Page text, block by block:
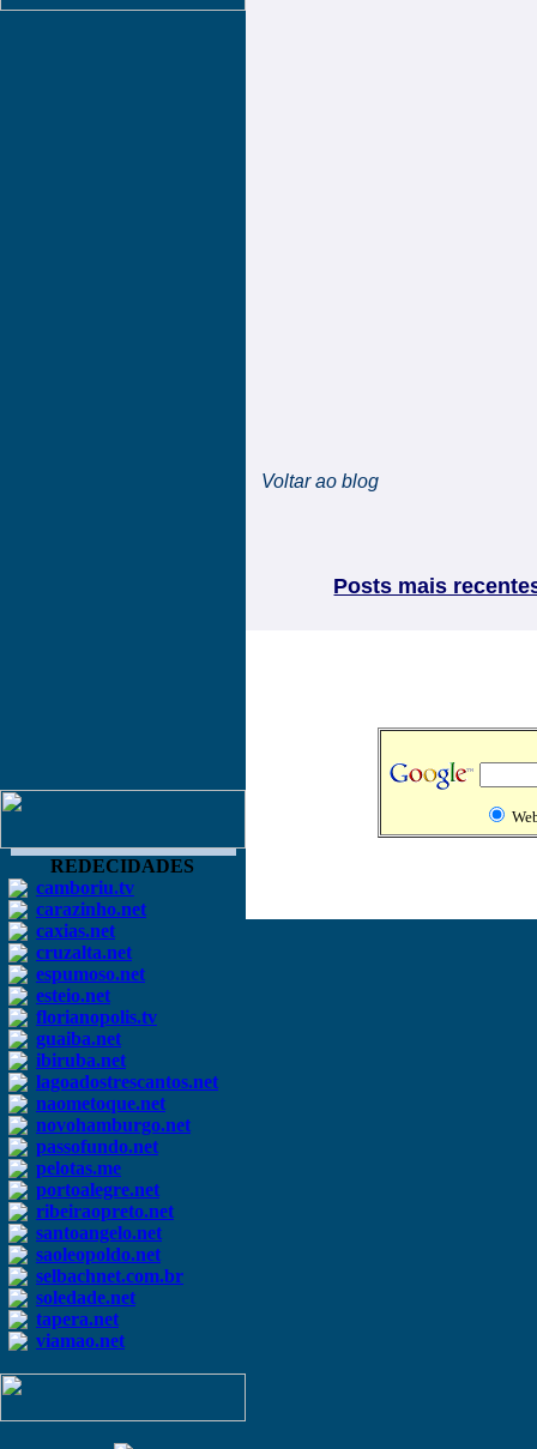
REDECIDADES
camboriu.tv
carazinho.net
caxias.net
cruzalta.net
espumoso.net
esteio.net
florianopolis.tv
guaiba.net
ibiruba.net
lagoadostrescantos.net
naometoque.net
novohamburgo.net
passofundo.net
pelotas.me
portoalegre.net
ribeiraopreto.net
santoangelo.net
saoleopoldo.net
selbachnet.com.br
soledade.net
tapera.net
viamao.net
Voltar ao blog
Posts mais